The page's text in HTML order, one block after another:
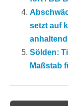
setzt auf
Sölden:
Maßstab